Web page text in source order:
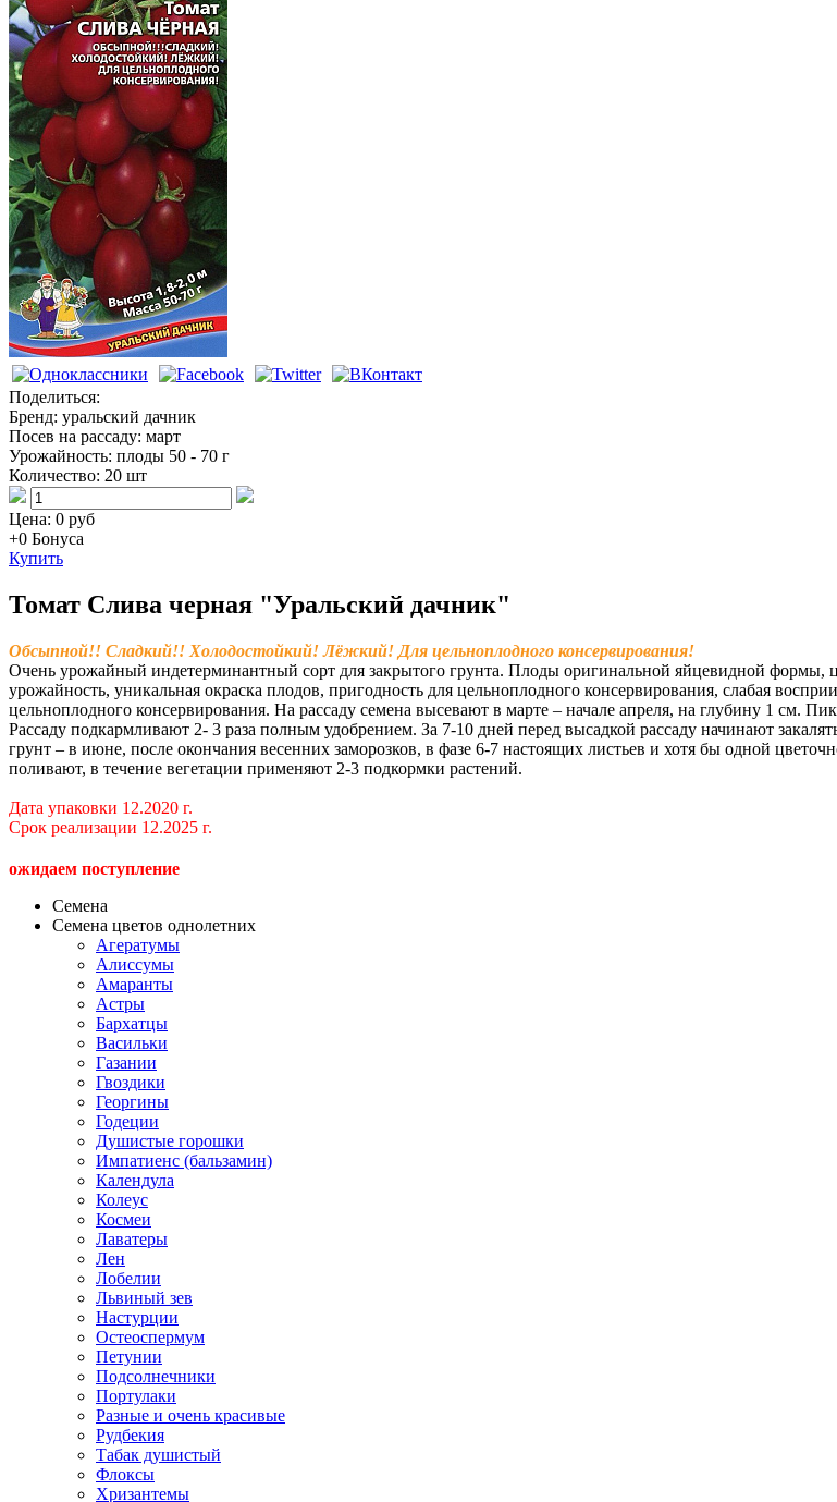
Поделиться:
Бренд: уральский дачник
Посев на рассаду: март
Урожайность: плоды 50 - 70 г
Количество: 20 шт
Цена: 0 руб
+0 Бонуса
Купить
Томат Слива черная "Уральский дачник"
Обсыпной!! Сладкий!! Холодостойкий! Лёжкий! Для цельноплодного консервирования!
Очень урожайный индетерминантный сорт для закрытого грунта. Плоды оригинальной яйцевидной формы,
урожайность, уникальная окраска плодов, пригодность для цельноплодного консервирования, слабая
цельноплодного консервирования. На рассаду семена высевают в марте – начале апреля, на глубину 1 см.
Рассаду подкармливают 2- 3 раза полным удобрением. За 7-10 дней перед высадкой рассаду начинают
грунт – в июне, после окончания весенних заморозков, в фазе 6-7 настоящих листьев и хотя бы одной
поливают, в течение вегетации применяют 2-3 подкормки растений.
Дата упаковки 12.2020 г.
Срок реализации 12.2025 г.
ожидаем поступление
Семена
Семена цветов однолетних
Агератумы
Алиссумы
Амаранты
Астры
Бархатцы
Васильки
Газании
Гвоздики
Георгины
Годеции
Душистые горошки
Импатиенс (бальзамин)
Календула
Колеус
Космеи
Лаватеры
Лен
Лобелии
Львиный зев
Настурции
Остеоспермум
Петунии
Подсолнечники
Портулаки
Разные и очень красивые
Рудбекия
Табак душистый
Флоксы
Хризантемы